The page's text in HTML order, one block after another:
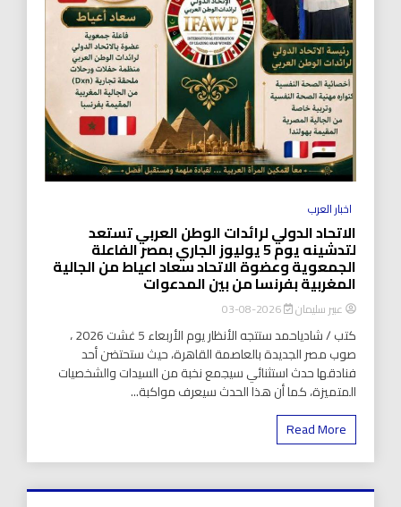
اخبار العرب
الاتحاد الدولي لرائدات الوطن العربي تستعد
لتدشينه يوم 5 يوليوز الجاري بمصر الفاعلة
الجمعوية وعضوة الاتحاد سعاد اعياط من الجالية
المغربية بفرنسا من بين المدعوات
عبير سليمان 2026-08-03
كتب / شادياحمد ستتجه الأنظار يوم الأربعاء 5 غشت 2026 ،
صوب مصر الجديدة بالعاصمة القاهرة، حيث ستحتضن أحد
فنادقها حدث استثنائي سيجمع نخبة من السيدات والشخصيات
المتميزة، كما أن هذا الحدث سيعرف مواكبة...
Read More